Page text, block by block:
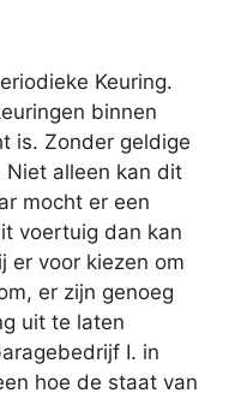
Keuring.
binnen
is. Zonder geldige
Niet alleen kan dit
mocht er een
voertuig dan kan
er voor kiezen om
er zijn genoeg
uit te laten
I. in
hoe de staat van